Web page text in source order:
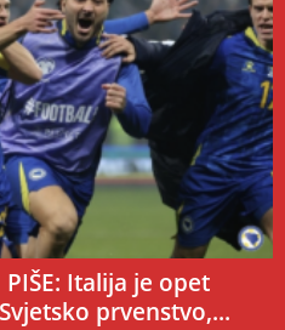
PIŠE: Italija je opet
prvenstvo,...